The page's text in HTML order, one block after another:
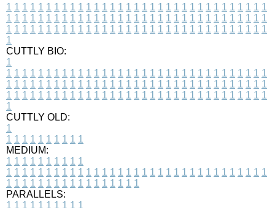
1 1 1 1 1 1 1 1 1 1 1 1 1 1 1 1 1 1 1 1 1 1 1 1 1 1 1 1 1 1 1 1 1
1 1 1 1 1 1 1 1 1 1 1 1 1 1 1 1 1 1 1 1 1 1 1 1 1 1 1 1 1 1 1 1 1
1 1 1 1 1 1 1 1 1 1 1 1 1 1 1 1 1 1 1 1 1 1 1 1 1 1 1 1 1 1 1 1 1
1
CUTTLY BIO:
1
1 1 1 1 1 1 1 1 1 1 1 1 1 1 1 1 1 1 1 1 1 1 1 1 1 1 1 1 1 1 1 1 1
1 1 1 1 1 1 1 1 1 1 1 1 1 1 1 1 1 1 1 1 1 1 1 1 1 1 1 1 1 1 1 1 1
1 1 1 1 1 1 1 1 1 1 1 1 1 1 1 1 1 1 1 1 1 1 1 1 1 1 1 1 1 1 1 1 1
1
CUTTLY OLD:
1
1 1 1 1 1 1 1 1 1 1
MEDIUM:
1 1 1 1 1 1 1 1 1 1
1 1 1 1 1 1 1 1 1 1 1 1 1 1 1 1 1 1 1 1 1 1 1 1 1 1 1 1 1 1 1 1 1
1 1 1 1 1 1 1 1 1 1 1 1 1 1 1 1 1
PARALLELS:
1 1 1 1 1 1 1 1 1 1